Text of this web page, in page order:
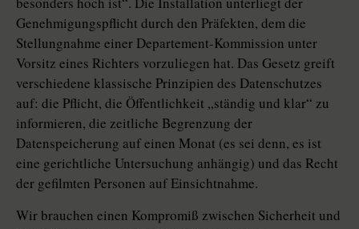
Genehmigungspflicht durch den Präfekten, dem die
Stellungnahme einer Departement-Kommission unter
Vorsitz eines Richters vorzuliegen hat. Das Gesetz greift
verschiedene klassische Prinzipien des Datenschutzes
auf: die Pflicht, die Öffentlichkeit „ständig und klar“ zu
informieren, die zeitliche Begrenzung der
Datenspeicherung auf einen Monat (es sei denn, es ist
eine gerichtliche Untersuchung anhängig) und das Recht
der gefilmten Personen auf Einsichtnahme.
Wir brauchen einen Kompromiß zwischen Sicherheit und